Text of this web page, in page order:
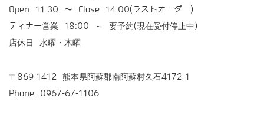
Open 11:30 〜 Close 14:00(ラストオーダー)
ディナー営業 18:00 ～ 要予約(現在受付停止中)
店休日 水曜・木曜
〒869-1412 熊本県阿蘇郡南阿蘇村久石4172-1
Phone 0967-67-1106